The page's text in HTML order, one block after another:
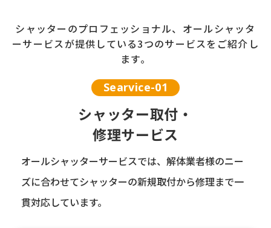
シャッターのプロフェッショナル、オールシャッタ
ーサービスが提供している3つのサービスをご紹介し
ます。
Searvice-01
シャッター取付・
修理サービス
オールシャッターサービスでは、解体業者様のニー
ズに合わせてシャッターの新規取付から修理まで一
貫対応しています。